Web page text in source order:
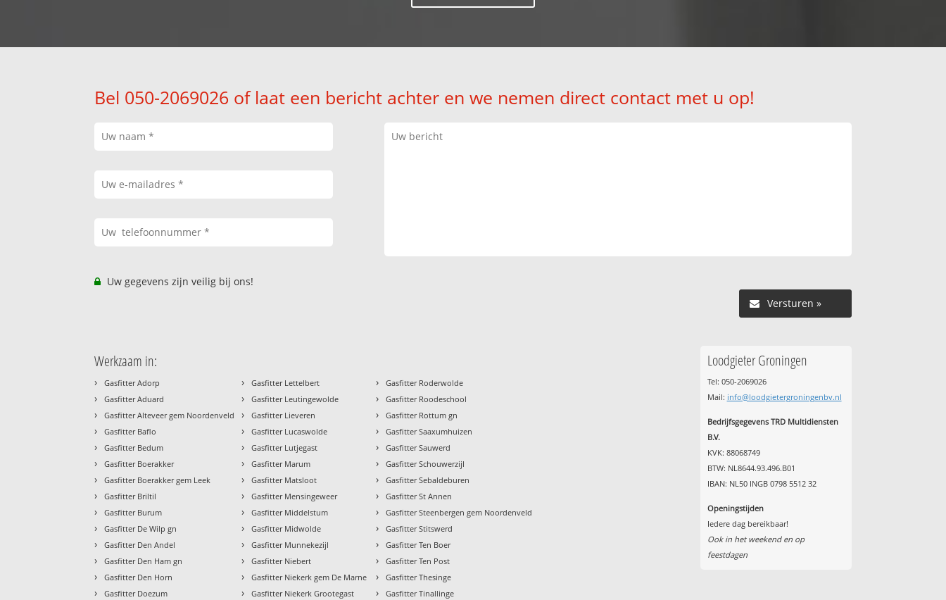
Bel 050-2069026 of laat een bericht achter en we nemen direct contact met u op!
Uw gegevens zijn veilig bij ons!
Versturen »
Werkzaam in:
› Gasfitter Adorp
› Gasfitter Aduard
› Gasfitter Alteveer gem Noordenveld
› Gasfitter Baflo
› Gasfitter Bedum
› Gasfitter Boerakker
› Gasfitter Boerakker gem Leek
› Gasfitter Briltil
› Gasfitter Burum
› Gasfitter De Wilp gn
› Gasfitter Den Andel
› Gasfitter Den Ham gn
› Gasfitter Den Horn
› Gasfitter Doezum
› Gasfitter Lettelbert
› Gasfitter Leutingewolde
› Gasfitter Lieveren
› Gasfitter Lucaswolde
› Gasfitter Lutjegast
› Gasfitter Marum
› Gasfitter Matsloot
› Gasfitter Mensingeweer
› Gasfitter Middelstum
› Gasfitter Midwolde
› Gasfitter Munnekezijl
› Gasfitter Niebert
› Gasfitter Niekerk gem De Marne
› Gasfitter Niekerk Grootegast
› Gasfitter Roderwolde
› Gasfitter Roodeschool
› Gasfitter Rottum gn
› Gasfitter Saaxumhuizen
› Gasfitter Sauwerd
› Gasfitter Schouwerzijl
› Gasfitter Sebaldeburen
› Gasfitter St Annen
› Gasfitter Steenbergen gem Noordenveld
› Gasfitter Stitswerd
› Gasfitter Ten Boer
› Gasfitter Ten Post
› Gasfitter Thesinge
› Gasfitter Tinallinge
Loodgieter Groningen
Tel: 050-2069026
Mail: info@loodgietergroningenbv.nl
Bedrijfsgegevens TRD Multidiensten
B.V.
KVK: 88068749
BTW: NL8644.93.496.B01
IBAN: NL50 INGB 0798 5512 32
Openingstijden
Iedere dag bereikbaar!
Ook in het weekend en op
feestdagen